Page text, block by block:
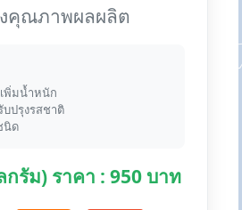
คุณภาพผลผลิต
พิ่มน้ำหนัก
บปรุงรสชาติ
นิด
กรัม) ราคา : 950 บาท